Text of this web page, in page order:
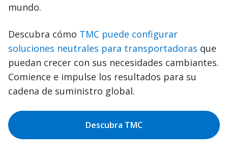
mundo.
Descubra cómo TMC puede configurar
soluciones neutrales para transportadoras que
puedan crecer con sus necesidades cambiantes.
Comience e impulse los resultados para su
cadena de suministro global.
Descubra TMC